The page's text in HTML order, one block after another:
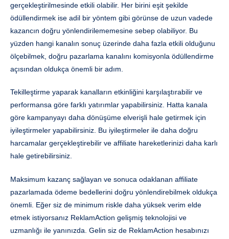
gerçekleştirilmesinde etkili olabilir. Her birini eşit şekilde
ödüllendirmek ise adil bir yöntem gibi görünse de uzun vadede
kazancın doğru yönlendirilememesine sebep olabiliyor. Bu
yüzden hangi kanalın sonuç üzerinde daha fazla etkili olduğunu
ölçebilmek, doğru pazarlama kanalını komisyonla ödüllendirme
açısından oldukça önemli bir adım.
Tekilleştirme yaparak kanalların etkinliğini karşılaştırabilir ve
performansa göre farklı yatırımlar yapabilirsiniz. Hatta kanala
göre kampanyayı daha dönüşüme elverişli hale getirmek için
iyileştirmeler yapabilirsiniz. Bu iyileştirmeler ile daha doğru
harcamalar gerçekleştirebilir ve affiliate hareketlerinizi daha karlı
hale getirebilirsiniz.
Maksimum kazanç sağlayan ve sonuca odaklanan affiliate
pazarlamada ödeme bedellerini doğru yönlendirebilmek oldukça
önemli. Eğer siz de minimum riskle daha yüksek verim elde
etmek istiyorsanız ReklamAction gelişmiş teknolojisi ve
uzmanlığı ile yanınızda. Gelin siz de ReklamAction hesabınızı